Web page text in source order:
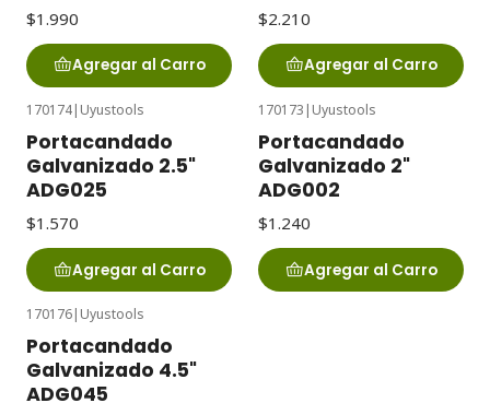
$1.990
Agregar al Carro
$2.210
Agregar al Carro
170174| Uyustools
Portacandado
Galvanizado 2.5"
ADG025
$1.570
Agregar al Carro
170173 | Uyustools
Portacandado
Galvanizado 2"
ADG002
$1.240
Agregar al Carro
170176| Uyustools
Portacandado
Galvanizado 4.5"
ADG045